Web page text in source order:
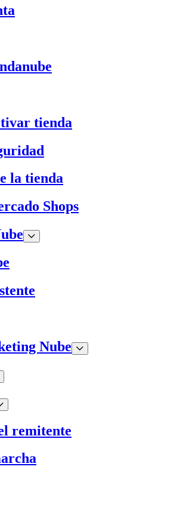
tienda
la tienda
Shops
Nube
remitente